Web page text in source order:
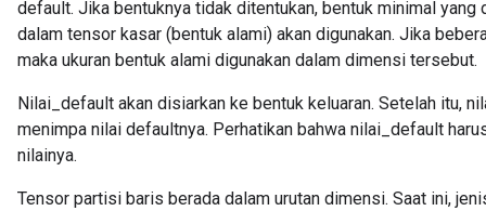
default. Jika bentuknya tidak ditentukan, bentuk minimal
dalam tensor kasar (bentuk alami) akan digunakan. Jika
maka ukuran bentuk alami digunakan dalam dimensi tersebut.
Nilai_default akan disiarkan ke bentuk keluaran. Setelah itu,
menimpa nilai defaultnya. Perhatikan bahwa nilai_default
nilainya.
Tensor partisi baris berada dalam urutan dimensi. Saat ini,